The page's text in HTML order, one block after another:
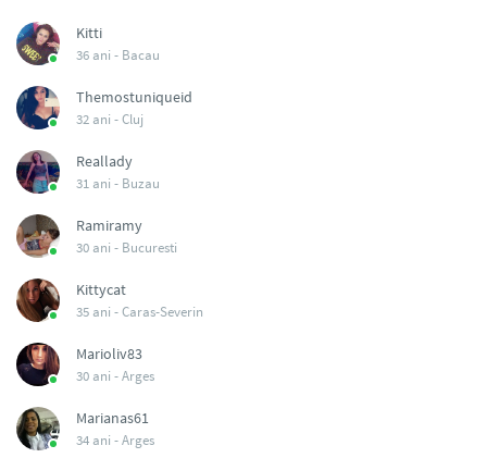
Kitti
36 ani - Bacau
Themostuniqueid
32 ani -Cluj
Reallady
31 ani - Buzau
Ramiramy
30 ani - Bucuresti
Kittycat
35 ani -Caras-Severin
Marioliv83
30 ani -Arges
Marianas61
34 ani -Arges